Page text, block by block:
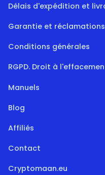
Délais d'expédition et
Garantie et réclamations
Conditions générales
RGPD. Droit à
Manuels
Blog
Affiliés
Contact
Cryptomaan.eu